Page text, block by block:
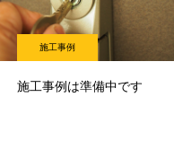
施工事例
施工事例は準備中です